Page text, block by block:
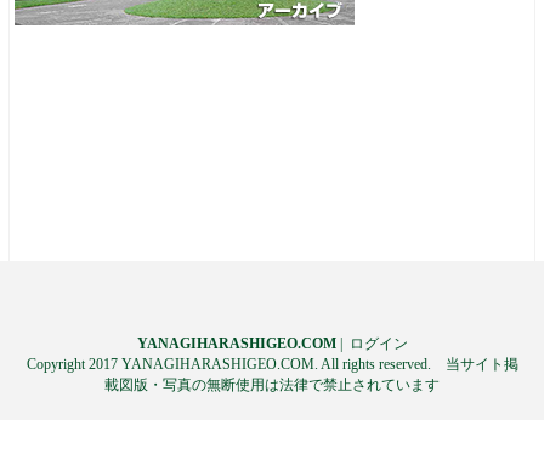
YANAGIHARASHIGEO.COM|
ログイン
Copyright 2017 YANAGIHARASHIGEO.COM. All rights reserved. 当サイト掲
載図版・写真の無断使用は法律で禁止されています